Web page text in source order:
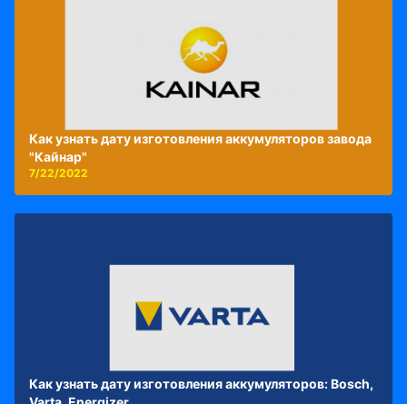
Как узнать дату изготовления аккумуляторов завода
"Кайнар"
7/22/2022
Как узнать дату изготовления аккумуляторов: Bosch,